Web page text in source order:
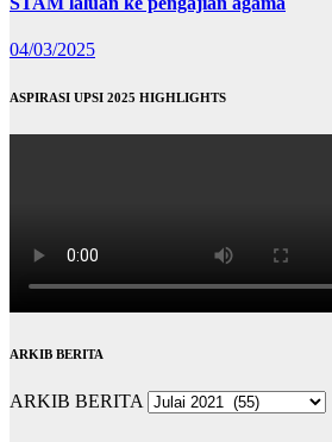
04/03/2025
ASPIRASI UPSI 2025 HIGHLIGHTS
ARKIB BERITA
ARKIB BERITA